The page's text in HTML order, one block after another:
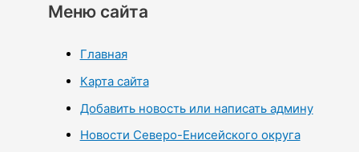
Меню сайта
Главная
Карта сайта
Добавить новость или написать админу
Новости Северо-Енисейского округа